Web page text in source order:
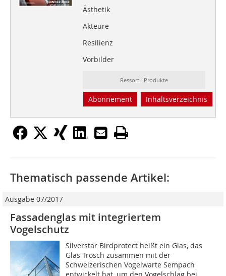
Ästhetik
Akteure
Resilienz
Vorbilder
Ressort: Produkte
Abonnement Inhaltsverzeichnis
Thematisch passende Artikel:
Ausgabe 07/2017
Fassadenglas mit integriertem
Vogelschutz
Silverstar Birdprotect heißt ein Glas, das
Glas Trösch zusammen mit der
Schweizerischen Vogelwarte Sempach